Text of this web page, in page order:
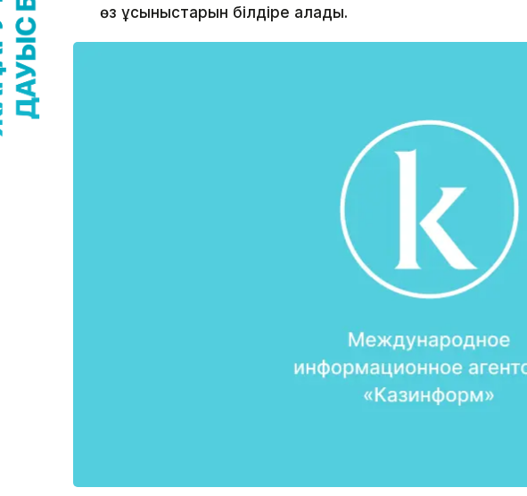
өз ұсыныстарын білдіре алады.